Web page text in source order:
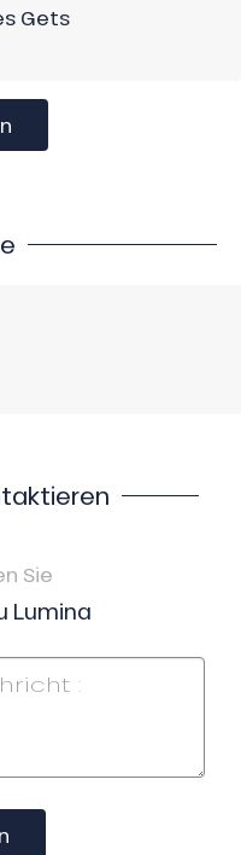
Gets
Sie
Lumina